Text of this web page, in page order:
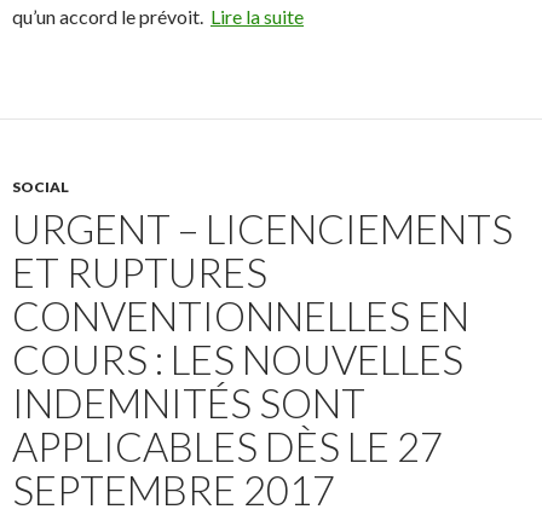
qu’un accord le prévoit. Lire la suite
SOCIAL
URGENT – LICENCIEMENTS
ET RUPTURES
CONVENTIONNELLES EN
COURS : LES NOUVELLES
INDEMNITÉS SONT
APPLICABLES DÈS LE 27
SEPTEMBRE 2017